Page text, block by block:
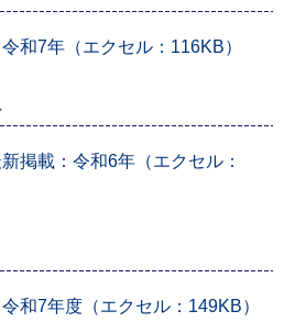
和7年（エクセル：116KB）
掲載：令和6年（エクセル：
和7年度（エクセル：149KB）